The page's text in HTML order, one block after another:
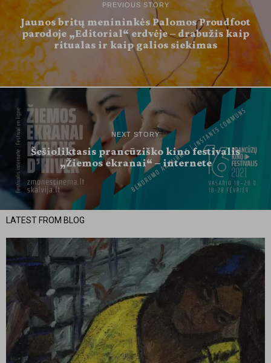
PREVIOUS STORY
Jaunos britų menininkės Palomos Proudfoot
parodoje „Editorial“ erdvėje – drabužis kaip
ritualas ir kaip galios siekimas
NEXT STORY
Šešioliktasis prancūziško kino festivalis
„Žiemos ekranai“ – internete
LATEST FROM BLOG